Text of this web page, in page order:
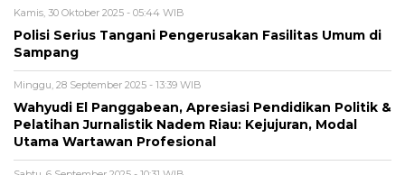
Kamis, 30 Oktober 2025 - 05:44 WIB
Polisi Serius Tangani Pengerusakan Fasilitas Umum di
Sampang
Minggu, 28 September 2025 - 13:39 WIB
Wahyudi El Panggabean, Apresiasi Pendidikan Politik &
Pelatihan Jurnalistik Nadem Riau: Kejujuran, Modal
Utama Wartawan Profesional